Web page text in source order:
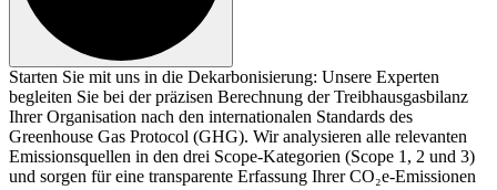
Starten Sie mit uns in die Dekarbonisierung: Unsere Experten
begleiten Sie bei der präzisen Berechnung der Treibhausgasbilanz
Ihrer Organisation nach den internationalen Standards des
Greenhouse Gas Protocol (GHG). Wir analysieren alle relevanten
Emissionsquellen in den drei Scope-Kategorien (Scope 1, 2 und 3)
und sorgen für eine transparente Erfassung Ihrer CO₂e-Emissionen